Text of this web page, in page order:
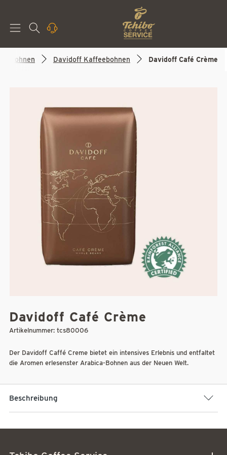
Davidoff Kaffeebohnen Davidoff Café Crème
Davidoff Café Crème
Artikelnummer:tcs80006
Der Davidoff Caffé Creme bietet ein intensives Erlebnis und entfaltet
die Aromen erlesenster Arabica-Bohnen aus der Neuen Welt.
Beschreibung